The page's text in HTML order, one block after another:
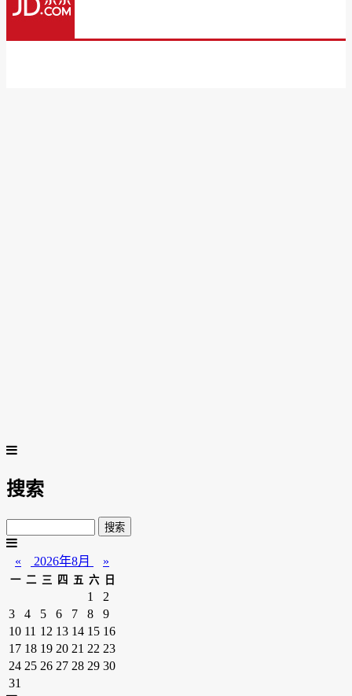
搜索
« 2026年8月 »
一 二 三 四 五 六 日
1
2
3
4 5 6 7 8
9
10 11 12 13 14 15 16
17 18 19 20 21 22 23
24 25 26 27 28 29 30
31